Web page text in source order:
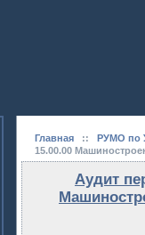
Главная:: РУМО по
15.00.00
Аудит